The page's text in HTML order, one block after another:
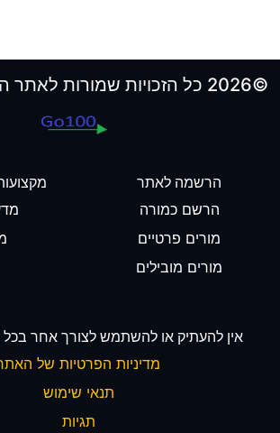
©2026 כל הזכויות שמורות לאתר הולכים-על-100
הרשמה לאתר
הרשם כמורה
מורים פרטיים
מורים מובילים
אין להעתיק או להשתמש לצורך אחר
מדיניות הפרטיות של
תנאי שימוש
תגיות